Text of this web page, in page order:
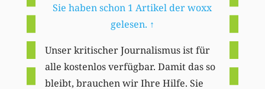
Sie haben schon 1 Artikel der woxx
gelesen. ↑
Unser kritischer Journalismus ist für
alle kostenlos verfügbar. Damit das so
bleibt, brauchen wir Ihre Hilfe. Sie